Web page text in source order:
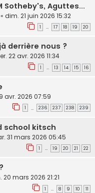
Sotheby's, Aguttes...
« dim. 21 juin 2026 15:32
1 … 17 18 19 20
derrière nous ?
22 avr. 2026 11:34
1 … 13 14 15 16
avr. 2026 07:59
1 … 236 237 238 239
school kitsch
31 mars 2026 05:45
1 … 19 20 21 22
20 mars 2026 21:21
1 … 8 9 10 11